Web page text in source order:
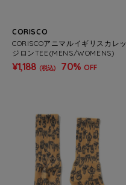
CORISCO
CORISCOアニマルイギリスカレッ
ジロンTEE(MENS/WOMENS)
¥1,188 (税込) 70% OFF